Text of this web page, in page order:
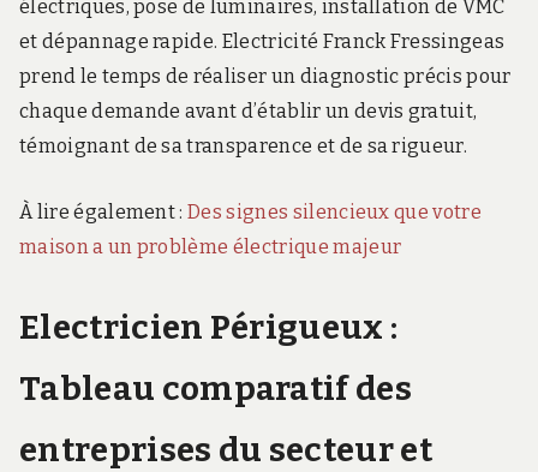
électriques, pose de luminaires, installation de VMC
et dépannage rapide. Electricité Franck Fressingeas
prend le temps de réaliser un diagnostic précis pour
chaque demande avant d’établir un devis gratuit,
témoignant de sa transparence et de sa rigueur.
À lire également :Des signes silencieux que votre
maison a un problème électrique majeur
Electricien Périgueux :
Tableau comparatif des
entreprises du secteur et